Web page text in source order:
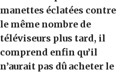
manettes éclatées contre
le même nombre de
téléviseurs plus tard, il
comprend enfin qu’il
n’aurait pas dû acheter le